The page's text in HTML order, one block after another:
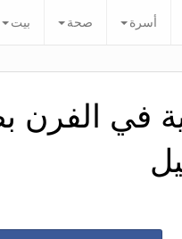
أسرة صحة بيت
في